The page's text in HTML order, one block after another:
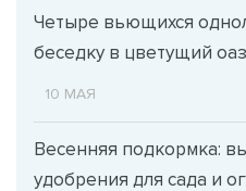
Четыре вьющихся
беседку в цветущий
10 МАЯ
Весенняя подкормка:
удобрения для сада и